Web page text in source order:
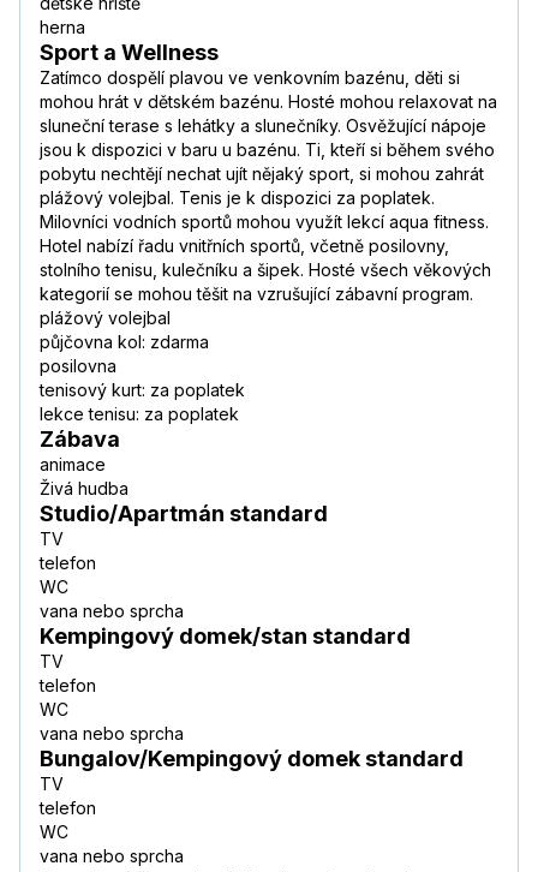
herna
Sport a Wellness
Zatímco dospělí plavou ve venkovním bazénu, děti si
mohou hrát v dětském bazénu. Hosté mohou relaxovat na
sluneční terase s lehátky a slunečníky. Osvěžující nápoje
jsou k dispozici v baru u bazénu. Ti, kteří si během svého
pobytu nechtějí nechat ujít nějaký sport, si mohou zahrát
plážový volejbal. Tenis je k dispozici za poplatek.
Milovníci vodních sportů mohou využít lekcí aqua fitness.
Hotel nabízí řadu vnitřních sportů, včetně posilovny,
stolního tenisu, kulečníku a šipek. Hosté všech věkových
kategorií se mohou těšit na vzrušující zábavní program.
plážový volejbal
půjčovna kol: zdarma
posilovna
tenisový kurt: za poplatek
lekce tenisu: za poplatek
Zábava
animace
Živá hudba
Studio/Apartmán standard
TV
telefon
WC
vana nebo sprcha
Kempingový domek/stan standard
TV
telefon
WC
vana nebo sprcha
Bungalov/Kempingový domek standard
TV
telefon
WC
vana nebo sprcha